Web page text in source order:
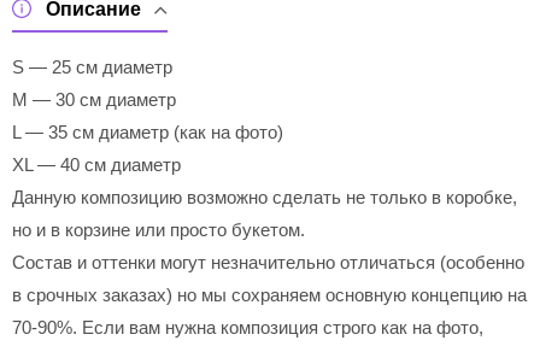
Описание
S — 25 см диаметр
M — 30 см диаметр
L — 35 см диаметр (как на фото)
XL — 40 см диаметр
Данную композицию возможно сделать не только в коробке,
но и в корзине или просто букетом.
Состав и оттенки могут незначительно отличаться (особенно
в срочных заказах) но мы сохраняем основную концепцию на
70-90%. Если вам нужна композиция строго как на фото,